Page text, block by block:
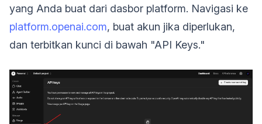
yang Anda buat dari dasbor platform. Navigasi ke
platform.openai.com, buat akun jika diperlukan,
dan terbitkan kunci di bawah "API Keys."